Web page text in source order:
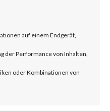
auf einem Endgerät,
der Performance von Inhalten,
oder Kombinationen von